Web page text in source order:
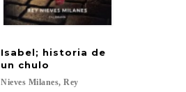
Isabel; historia de
un chulo
Nieves Milanes, Rey